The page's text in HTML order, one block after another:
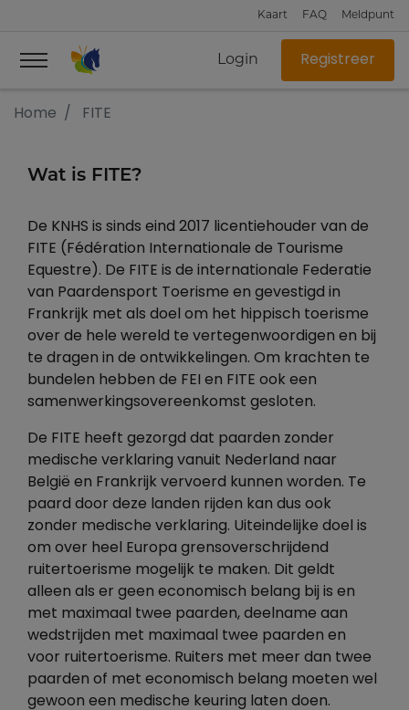
Kaart FAQ Meldpunt
Login Registreer
Home FITE
Wat is FITE?
De KNHS is sinds eind 2017 licentiehouder van de
FITE (Fédération Internationale de Tourisme
Equestre). De FITE is de internationale Federatie
van Paardensport Toerisme en gevestigd in
Frankrijk met als doel om het hippisch toerisme
over de hele wereld te vertegenwoordigen en bij
te dragen in de ontwikkelingen. Om krachten te
bundelen hebben de FEI en FITE ook een
samenwerkingsovereenkomst gesloten.
De FITE heeft gezorgd dat paarden zonder
medische verklaring vanuit Nederland naar
België en Frankrijk vervoerd kunnen worden. Te
paard door deze landen rijden kan dus ook
zonder medische verklaring. Uiteindelijke doel is
om over heel Europa grensoverschrijdend
ruitertoerisme mogelijk te maken. Dit geldt
alleen als er geen economisch belang bij is en
met maximaal twee paarden, deelname aan
wedstrijden met maximaal twee paarden en
voor ruitertoerisme. Ruiters met meer dan twee
paarden of met economisch belang moeten wel
gewoon een medische keuring laten doen.